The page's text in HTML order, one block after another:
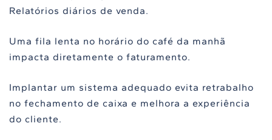
Relatórios diários de venda.
Uma fila lenta no horário do café da manhã
impacta diretamente o faturamento.
Implantar um sistema adequado evita retrabalho
no fechamento de caixa e melhora a experiência
do cliente.